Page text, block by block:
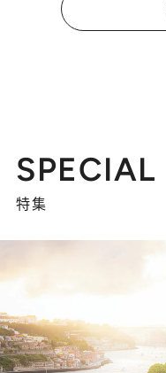
SPECIAL
特集